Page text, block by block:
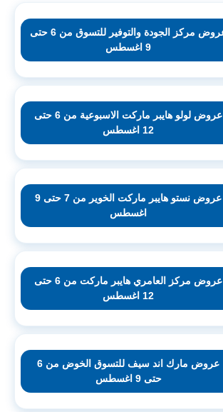
عروض مركز الجودة والتوفير للتسوق من 6 حتى
9 اغسطس
عروض لولو هايبر ماركت الاسبوعية من 6 حتى
12 اغسطس
عروض نستو هايبر ماركت الخوير من 7 حتى 9
اغسطس
عروض مركز العامري هايبر ماركت من 6 حتى
12 اغسطس
عروض مارك اند سيف للتسوق الخوض من 6
حتى 9 اغسطس